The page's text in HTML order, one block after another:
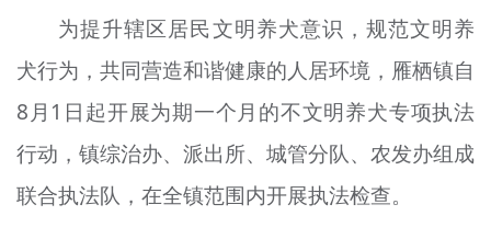
未成年人思想道德建设
榜样人物
+
身边好人
文明评论
为提升辖区居民文明养犬意识，规范文明养
犬行为，共同营造和谐健康的人居环境，雁栖镇自
8月1日起开展为期一个月的不文明养犬专项执法
行动，镇综治办、派出所、城管分队、农发办组成
联合执法队，在全镇范围内开展执法检查。